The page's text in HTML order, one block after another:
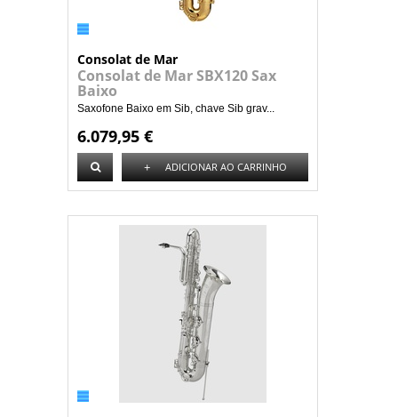
Consolat de Mar
Consolat de Mar SBX120 Sax
Baixo
Saxofone Baixo em Sib, chave Sib grav...
6.079,95 €
+ ADICIONAR AO CARRINHO